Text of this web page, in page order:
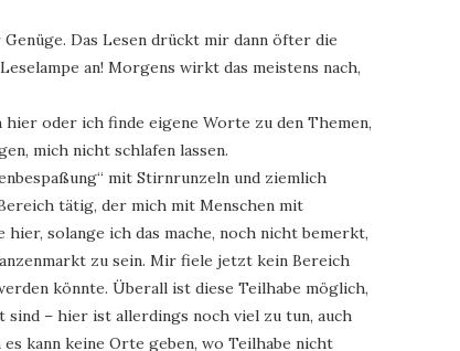
Das Lesen drückt mir dann öfter die
an! Morgens wirkt das meistens nach,
hier oder ich finde eigene Worte zu den Themen,
mich nicht schlafen lassen.
mit Stirnrunzeln und ziemlich
tätig, der mich mit Menschen mit
solange ich das mache, noch nicht bemerkt,
zu sein. Mir fiele jetzt kein Bereich
könnte. Überall ist diese Teilhabe möglich,
sind – hier ist allerdings noch viel zu tun, auch
kann keine Orte geben, wo Teilhabe nicht